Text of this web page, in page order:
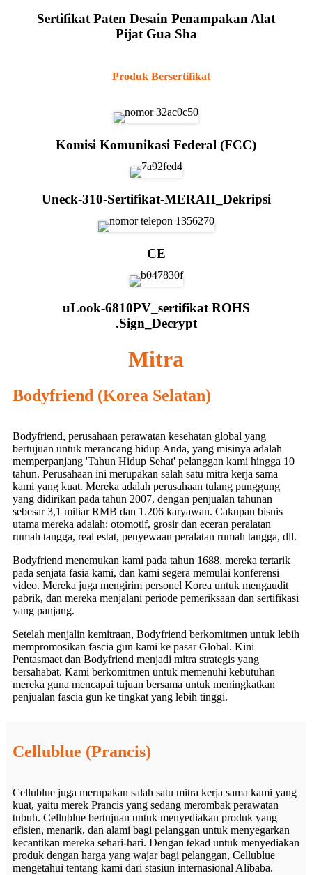
Sertifikat Paten Desain Penampakan Alat
Pijat Gua Sha
Produk Bersertifikat
Komisi Komunikasi Federal (FCC)
Uneck-310-Sertifikat-MERAH_Dekripsi
CE
uLook-6810PV_sertifikat ROHS
.Sign_Decrypt
Mitra
Bodyfriend (Korea Selatan)
Bodyfriend, perusahaan perawatan kesehatan global yang
bertujuan untuk merancang hidup Anda, yang misinya adalah
memperpanjang 'Tahun Hidup Sehat' pelanggan kami hingga 10
tahun. Perusahaan ini merupakan salah satu mitra kerja sama
kami yang kuat. Mereka adalah perusahaan tulang punggung
yang didirikan pada tahun 2007, dengan penjualan tahunan
sebesar 3,1 miliar RMB dan 1.206 karyawan. Cakupan bisnis
utama mereka adalah: otomotif, grosir dan eceran peralatan
rumah tangga, real estat, penyewaan peralatan rumah tangga, dll.
Bodyfriend menemukan kami pada tahun 1688, mereka tertarik
pada senjata fasia kami, dan kami segera memulai konferensi
video. Mereka juga mengirim personel Korea untuk mengaudit
pabrik, dan mereka menjalani periode pemeriksaan dan sertifikasi
yang panjang.
Setelah menjalin kemitraan, Bodyfriend berkomitmen untuk lebih
mempromosikan fascia gun kami ke pasar Global. Kini
Pentasmaet dan Bodyfriend menjadi mitra strategis yang
bersahabat. Kami berkomitmen untuk memenuhi kebutuhan
mereka guna mencapai tujuan bersama untuk meningkatkan
penjualan fascia gun ke tingkat yang lebih tinggi.
Cellublue (Prancis)
Cellublue juga merupakan salah satu mitra kerja sama kami yang
kuat, yaitu merek Prancis yang sedang merombak perawatan
tubuh. Cellublue bertujuan untuk menyediakan produk yang
efisien, menarik, dan alami bagi pelanggan untuk menyegarkan
kecantikan mereka sehari-hari. Dengan tekad untuk menyediakan
produk dengan harga yang wajar bagi pelanggan, Cellublue
mengetahui tentang kami dari stasiun internasional Alibaba.